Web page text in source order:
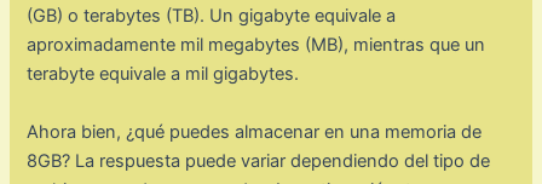
(GB) o terabytes (TB). Un gigabyte equivale a
aproximadamente mil megabytes (MB), mientras que un
terabyte equivale a mil gigabytes.
Ahora bien, ¿qué puedes almacenar en una memoria de
8GB? La respuesta puede variar dependiendo del tipo de